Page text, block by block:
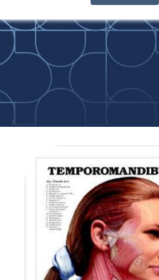
Medical Skills